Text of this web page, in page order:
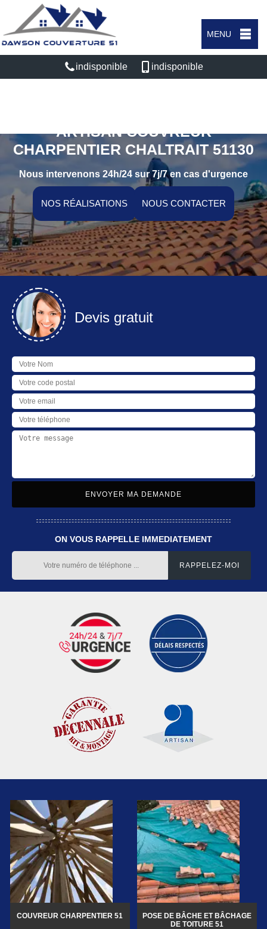
MENU
indisponible indisponible
ARTISAN COUVREUR
CHARPENTIER CHALTRAIT 51130
Nous intervenons 24h/24 sur 7j/7 en cas d'urgence
NOS RÉALISATIONS NOUS CONTACTER
Devis gratuit
ON VOUS RAPPELLE IMMEDIATEMENT
COUVREUR CHARPENTIER 51
POSE DE BÂCHE ET BÂCHAGE
DE TOITURE 51